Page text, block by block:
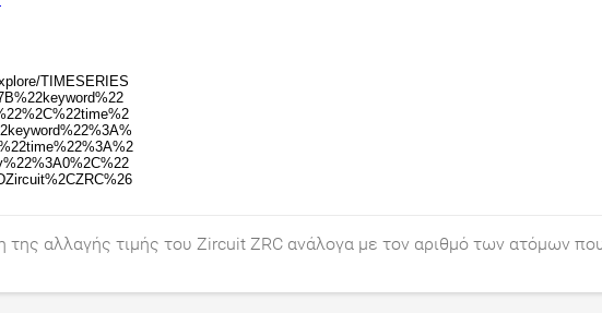
αλλαγής τιμής του Zircuit ZRC ανάλογα με τον αριθμό των ατόμων